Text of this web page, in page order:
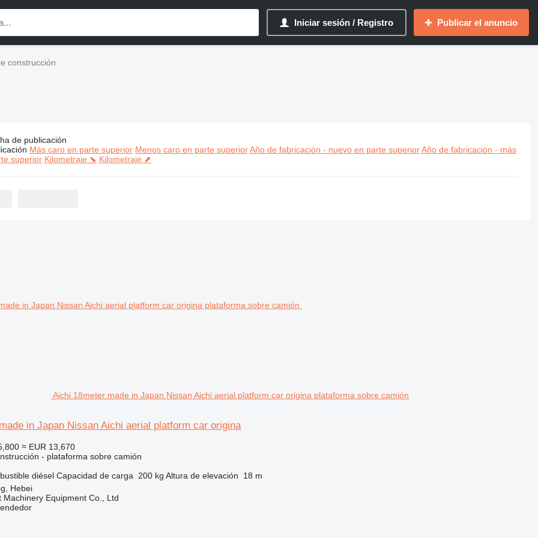
Iniciar sesión / Registro Publicar el anuncio
construcción
Aichi maquinaria de construcción
de publicación
Más caro en parte superior Menos caro en parte superior Año de fabricación - nuevo en parte superior Año de fabricación - más
superior Kilometraje ⬊ Kilometraje ⬈
Aichi 18meter made in Japan Nissan Aichi aerial platform car origina plataforma sobre camión
in Japan Nissan Aichi aerial platform car origina
≈ EUR 13,670
- plataforma sobre camión
diésel Capacidad de carga 200 kg Altura de elevación
18 m
Hebei
Machinery Equipment Co., Ltd